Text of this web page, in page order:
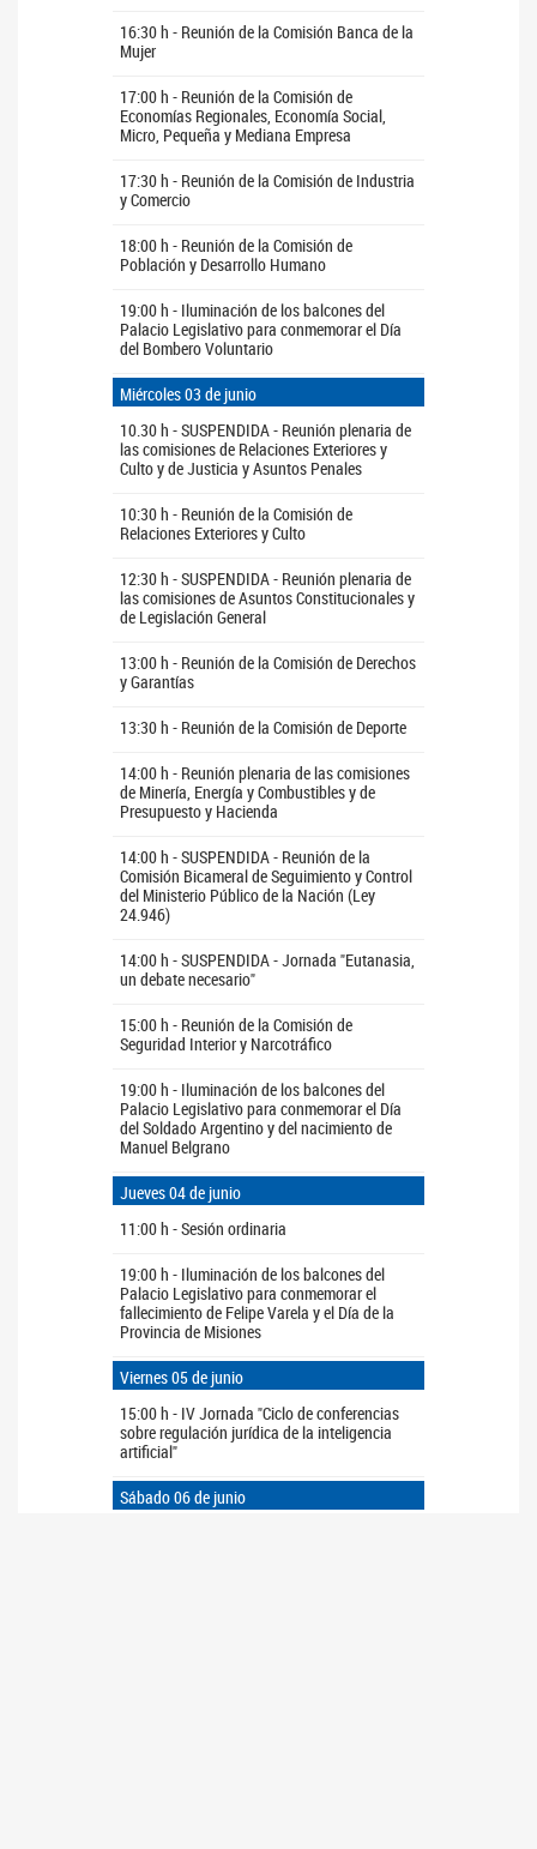
16:30 h - Reunión de la Comisión Banca de la
Mujer
17:00 h - Reunión de la Comisión de
Economías Regionales, Economía Social,
Micro, Pequeña y Mediana Empresa
17:30 h - Reunión de la Comisión de Industria
y Comercio
18:00 h - Reunión de la Comisión de
Población y Desarrollo Humano
19:00 h - Iluminación de los balcones del
Palacio Legislativo para conmemorar el Día
del Bombero Voluntario
Miércoles 03 de junio
10.30 h - SUSPENDIDA - Reunión plenaria de
las comisiones de Relaciones Exteriores y
Culto y de Justicia y Asuntos Penales
10:30 h - Reunión de la Comisión de
Relaciones Exteriores y Culto
12:30 h - SUSPENDIDA - Reunión plenaria de
las comisiones de Asuntos Constitucionales y
de Legislación General
13:00 h - Reunión de la Comisión de Derechos
y Garantías
13:30 h - Reunión de la Comisión de Deporte
14:00 h - Reunión plenaria de las comisiones
de Minería, Energía y Combustibles y de
Presupuesto y Hacienda
14:00 h - SUSPENDIDA - Reunión de la
Comisión Bicameral de Seguimiento y Control
del Ministerio Público de la Nación (Ley
24.946)
14:00 h - SUSPENDIDA - Jornada "Eutanasia,
un debate necesario"
15:00 h - Reunión de la Comisión de
Seguridad Interior y Narcotráfico
19:00 h - Iluminación de los balcones del
Palacio Legislativo para conmemorar el Día
del Soldado Argentino y del nacimiento de
Manuel Belgrano
Jueves 04 de junio
11:00 h - Sesión ordinaria
19:00 h - Iluminación de los balcones del
Palacio Legislativo para conmemorar el
fallecimiento de Felipe Varela y el Día de la
Provincia de Misiones
Viernes 05 de junio
15:00 h - IV Jornada "Ciclo de conferencias
sobre regulación jurídica de la inteligencia
artificial"
Sábado 06 de junio